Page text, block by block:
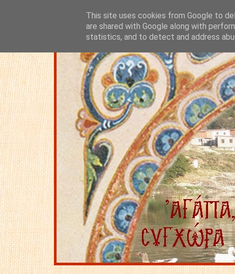
This site uses cookies from Google to
are shared with Google along with
statistics, and to detect and address